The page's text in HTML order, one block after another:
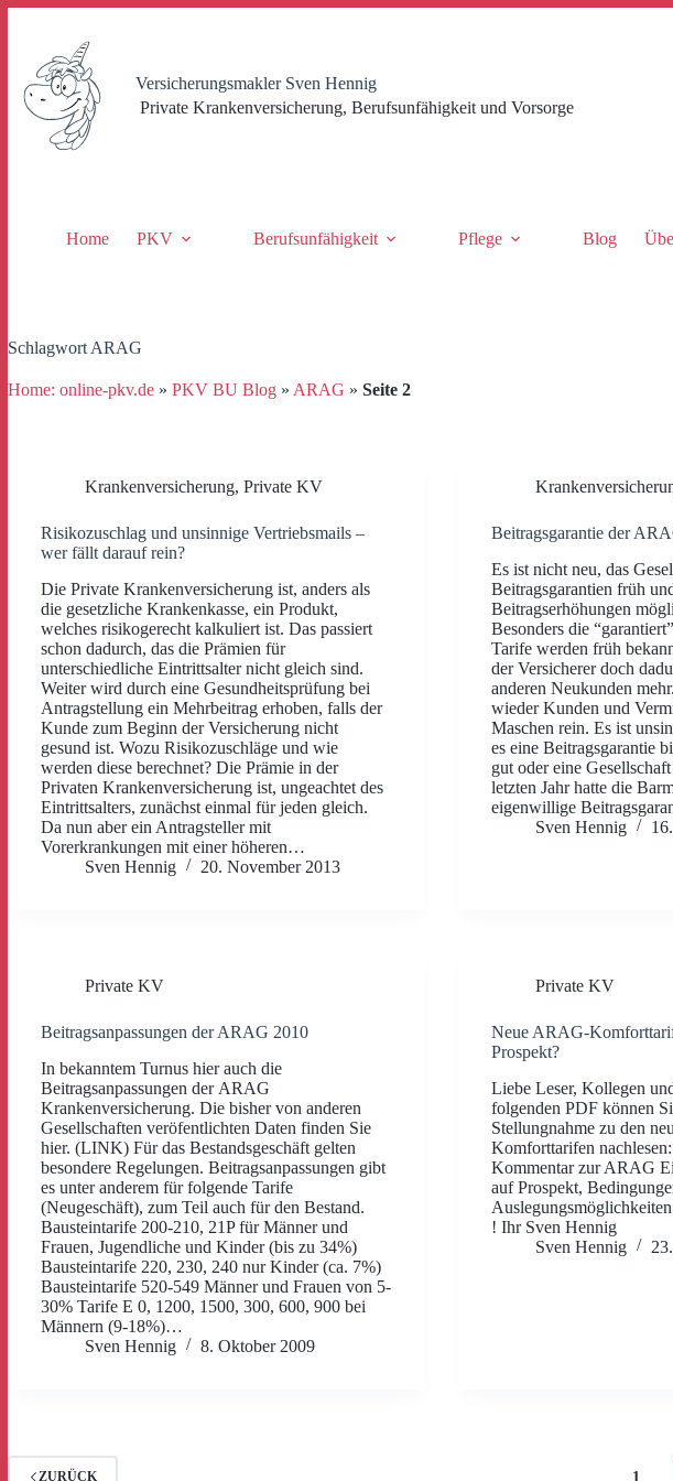
springen
Versicherungsmakler Sven Hennig
Private Krankenversicherung, Berufsunfähigkeit und Vorsorge
Home PKV Berufsunfähigkeit Pflege Blog
Schlagwort ARAG
Home: online-pkv.de » PKV BU Blog » ARAG » Seite 2
Krankenversicherung, Private KV
Risikozuschlag und unsinnige Vertriebsmails –
wer fällt darauf rein?
Die Private Krankenversicherung ist, anders als
die gesetzliche Krankenkasse, ein Produkt,
welches risikogerecht kalkuliert ist. Das passiert
schon dadurch, das die Prämien für
unterschiedliche Eintrittsalter nicht gleich sind.
Weiter wird durch eine Gesundheitsprüfung bei
Antragstellung ein Mehrbeitrag erhoben, falls der
Kunde zum Beginn der Versicherung nicht
gesund ist. Wozu Risikozuschläge und wie
werden diese berechnet? Die Prämie in der
Privaten Krankenversicherung ist, ungeachtet des
Eintrittsalters, zunächst einmal für jeden gleich.
Da nun aber ein Antragsteller mit
Vorerkrankungen mit einer höheren…
Sven Hennig
20. November 2013
Beitragsgarantie der
Es ist nicht neu, das
Beitragsgarantien früh
Beitragserhöhungen
Besonders die
Tarife werden früh
der Versicherer doch
anderen Neukunden
wieder Kunden und
Maschen rein. Es ist
es eine Beitragsgarantie
gut oder eine
letzten Jahr hatte die
eigenwillige
Sven Hennig
Private KV
Beitragsanpassungen der ARAG 2010
In bekanntem Turnus hier auch die
Beitragsanpassungen der ARAG
Krankenversicherung. Die bisher von anderen
Gesellschaften veröfentlichten Daten finden Sie
hier. (LINK) Für das Bestandsgeschäft gelten
besondere Regelungen. Beitragsanpassungen gibt
es unter anderem für folgende Tarife
(Neugeschäft), zum Teil auch für den Bestand.
Bausteintarife 200-210, 21P für Männer und
Frauen, Jugendliche und Kinder (bis zu 34%)
Bausteintarife 220, 230, 240 nur Kinder (ca. 7%)
Bausteintarife 520-549 Männer und Frauen von 5-
30% Tarife E 0, 1200, 1500, 300, 600, 900 bei
Männern (9-18%)…
Sven Hennig
8. Oktober 2009
Private KV
Neue ARAG-
Prospekt?
Liebe Leser, Kollegen
folgenden PDF können
Stellungnahme zu den
Komforttarifen
Kommentar zur ARAG
auf Prospekt,
! Ihr Sven Hennig
Sven Hennig
ZURÜCK 1